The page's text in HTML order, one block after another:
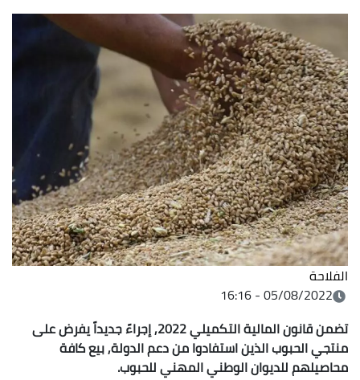
الفلاحة
05/08/2022 - 16:16
تضمن قانون المالية التكميلي 2022, إجراءً جديداً يفرض على
منتجي الحبوب الذين استفادوا من دعم الدولة, بيع كافة
محاصيلهم للديوان الوطني المهني للحبوب.